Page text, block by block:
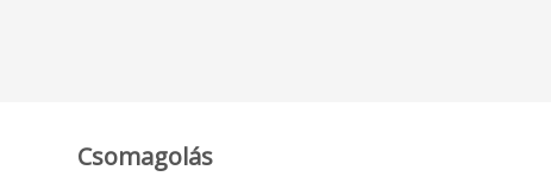
Csomagolás